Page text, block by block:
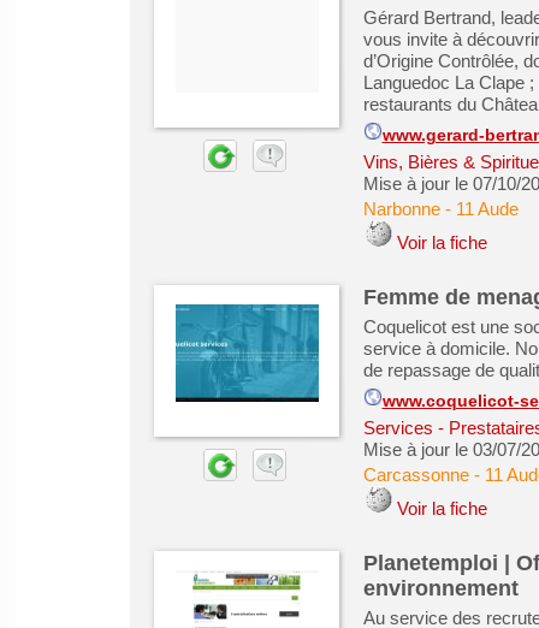
Gérard Bertrand,
vous invite à
d’Origine Contrôlée,
Languedoc La Clape
restaurants du
www.gerard-
Vins, Bières &
Mise à jour le 07/10/
Narbonne- 11 Aude
Voir la fiche
Femme de
Coquelicot est une
service à domicile.
de repassage de
www.coquelicot-
Services -
Mise à jour le 03/07/
Carcassonne- 11
Voir la fiche
Planetemploi |
environnement
Au service des